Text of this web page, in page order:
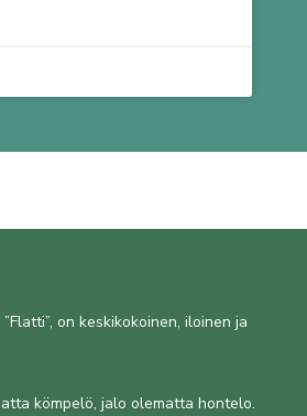
on keskikokoinen, iloinen ja
kömpelö, jalo olematta hontelo.